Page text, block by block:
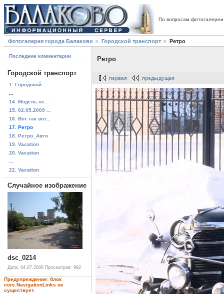
По вопросам
Фотогалерея города Балаково Городской транспорт Ретро
Последние комментарии
Городской транспорт
1. Городской...
14. Модель не...
15. 02.05.2009 ...
16. Вот так вот...
17. Ретро
18. Ретро_Авто
19. Vacation
20. Vacation
22. Vacation
Случайное изображение
dsc_0214
Дата: 04.07.2008 Просмотров: 992
Предупреждение: блок
core.NavigationLinks не
существует.
Ретро
первая предыдущая